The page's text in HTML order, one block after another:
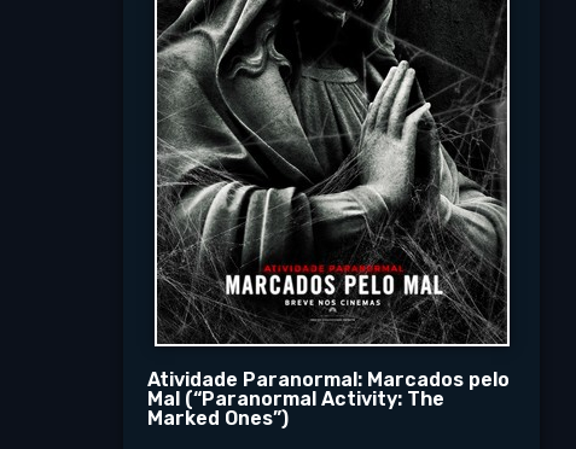
Atividade Paranormal: Marcados pelo
Mal (“Paranormal Activity: The
Marked Ones”)